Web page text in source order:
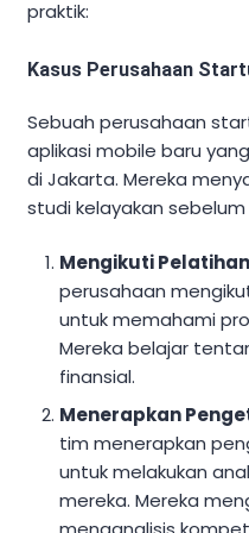
praktik:
Kasus Perusahaan
Sebuah perusahaan
aplikasi mobile baru
di Jakarta. Mereka
studi kelayakan
Mengikuti
perusahaan
untuk memahami
Mereka belajar
finansial.
Menerapkan
tim menerapkan
untuk melakukan
mereka. Mereka